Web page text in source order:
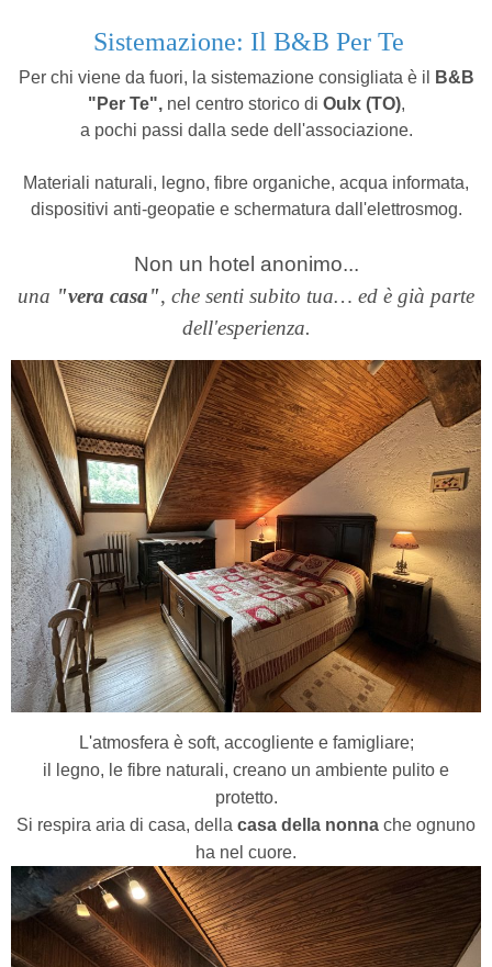
Sistemazione: Il B&B Per Te
Per chi viene da fuori, la sistemazione consigliata è il
B&B
"Per Te", nel centro storico di Oulx (TO),
a pochi passi dalla sede dell'associazione.
Materiali naturali, legno, fibre organiche, acqua informata,
dispositivi anti-geopatie e schermatura dall'elettrosmog.
Non un hotel anonimo...
una "vera casa", che senti subito tua… ed è già parte
dell'esperienza.
L'atmosfera è soft, accogliente e famigliare;
il legno, le fibre naturali, creano un ambiente pulito e
protetto.
Si respira aria di casa, della casa della nonna che ognuno
ha nel cuore.